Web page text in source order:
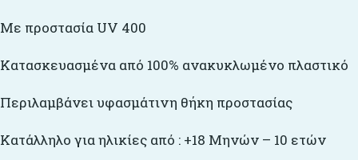
Με προστασία UV 400
Κατασκευασμένα από 100% ανακυκλωμένο πλαστικό
Περιλαμβάνει υφασμάτινη θήκη προστασίας
Κατάλληλο για ηλικίες από : +18 Μηνών – 10 ετών